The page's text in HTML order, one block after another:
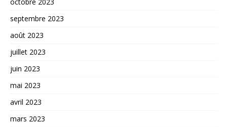
septembre 2023
août 2023
juillet 2023
juin 2023
mai 2023
avril 2023
mars 2023